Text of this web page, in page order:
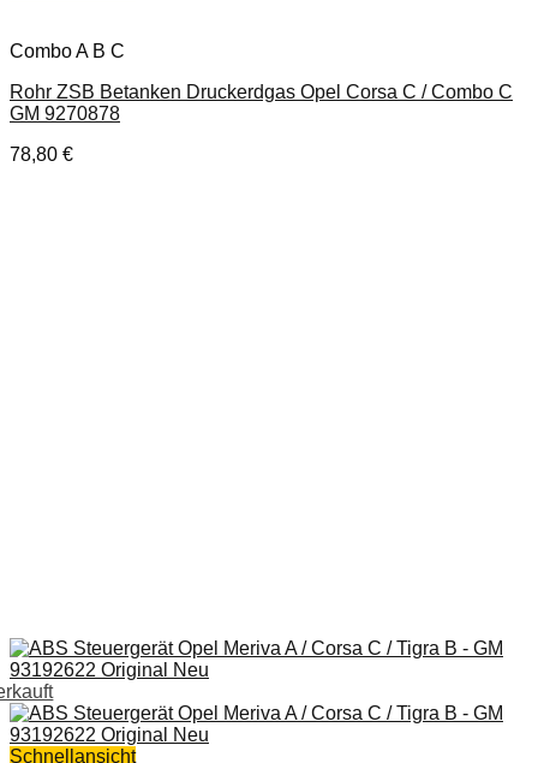
Combo A B C
Rohr ZSB Betanken Druckerdgas Opel Corsa C / Combo C
GM 9270878
78,80 €
Schnellansicht